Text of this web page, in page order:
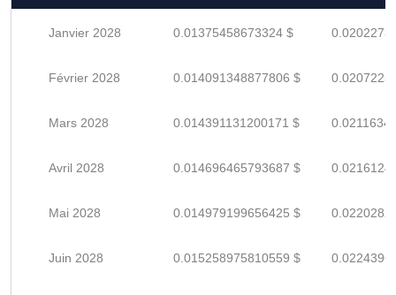
Janvier 2028 0.01375458673324 $
Février 2028 0.014091348877806 $
Mars 2028 0.014391131200171 $
Avril 2028 0.014696465793687 $
Mai 2028 0.014979199656425 $
Juin 2028 0.015258975810559 $